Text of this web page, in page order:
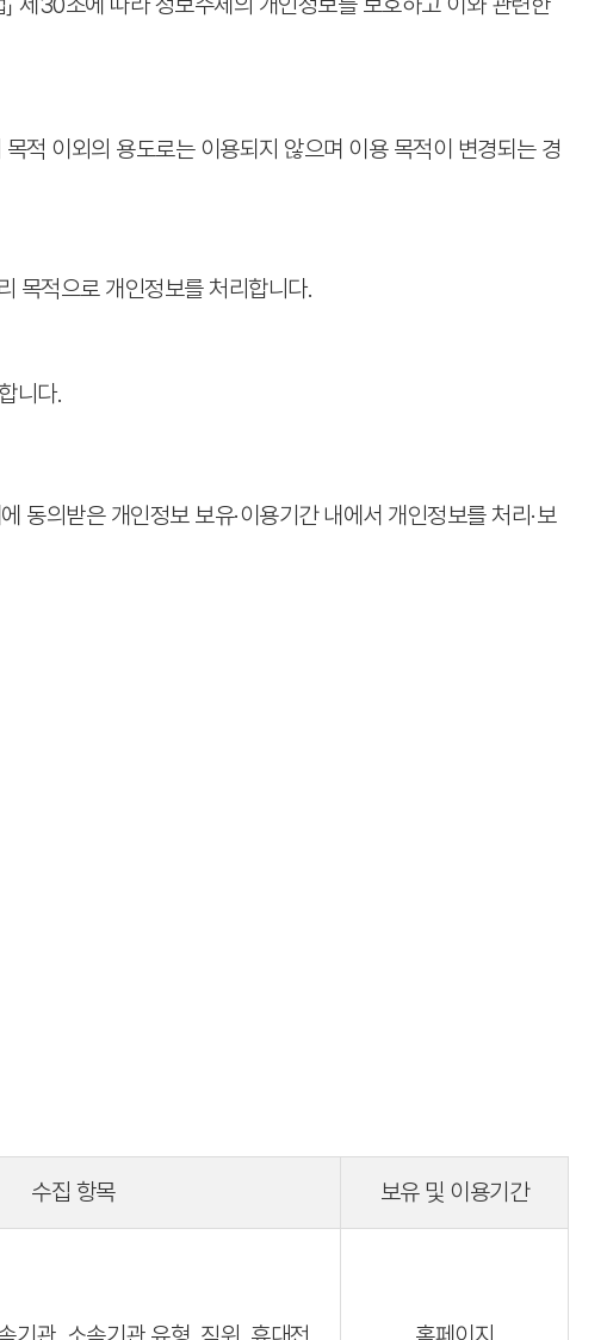
적 이외의 용도로는 이용되지 않으며 이용 목적이 변경되는 경
목적으로 개인정보를 처리합니다.
니다.
동의받은 개인정보 보유·이용기간 내에서 개인정보를 처리·보
수집 항목 보유 및 이용기간